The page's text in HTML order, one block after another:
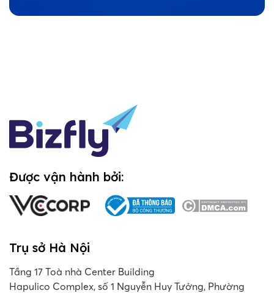
Được vận hành bởi:
Trụ sở Hà Nội
Tầng 17 Toà nhà Center Building
Hapulico Complex, số 1 Nguyễn Huy Tưởng, Phường